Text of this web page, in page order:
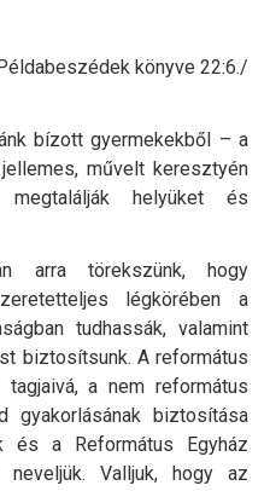
könyve 22:6./
bízott gyermekekből – a
művelt keresztyén
helyüket és
arra törekszünk, hogy
légkörében a
tudhassák, valamint
biztosítsunk. A református
tagjaivá, a nem református
gyakorlásának biztosítása
a Református Egyház
neveljük. Valljuk, hogy az